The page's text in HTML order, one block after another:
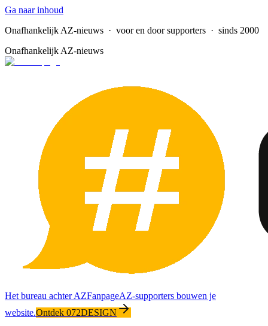
Ga naar inhoud
Onafhankelijk AZ-nieuws · voor en door supporters · sinds 2000
Onafhankelijk AZ-nieuws
Het bureau achter AZFanpageAZ-supporters bouwen je
website.Ontdek 072DESIGN